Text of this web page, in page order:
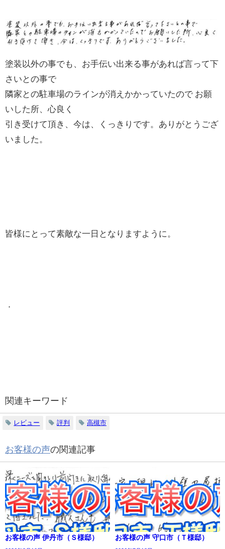
塗装以外の事でも、お手伝い出来る事があれば言って下
さいとの事で
隣家との駐車場のラインが消えかかっていたので お願
いした所、心良く
引き受けて頂き、今は、くっきりです。ありがとうござ
いました。
皆様にとって素敵な一日となりますように。
関連キーワード
レビュー 評判 高槻市
お客様の声の関連記事
お客様の声 伊丹市（Ｓ様邸） お客様の声 守口市（Ｔ様邸）